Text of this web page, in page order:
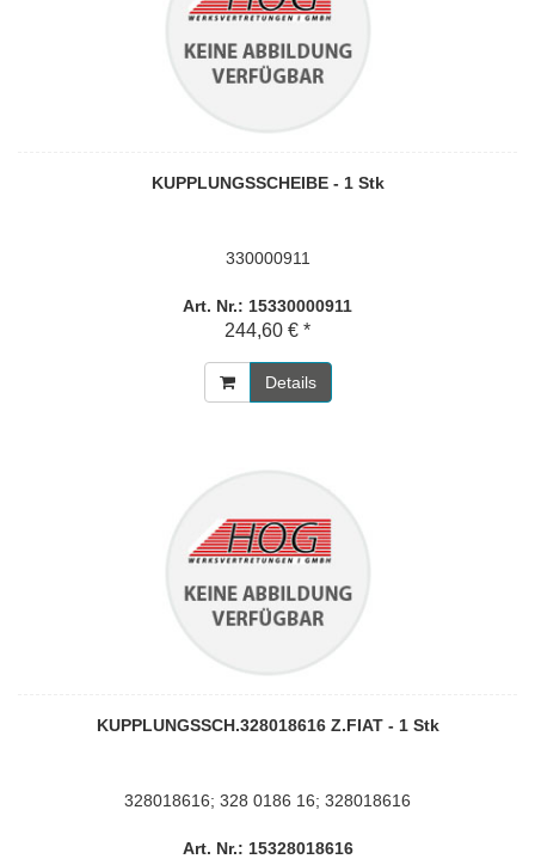
KUPPLUNGSSCHEIBE - 1 Stk
330000911
Art. Nr.: 15330000911
244,60 € *
Details
KUPPLUNGSSCH.328018616 Z.FIAT - 1 Stk
328018616; 328 0186 16; 328018616
Art. Nr.: 15328018616